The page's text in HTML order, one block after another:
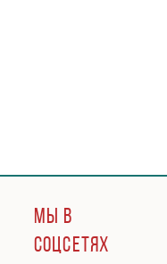
МЫ В
СОЦСЕТЯХ